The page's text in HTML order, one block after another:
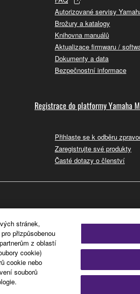
Autorizované servisy
Brožury a katalogy
Knihovna manuálů
Aktualizace firmwaru /
Dokumenty a data
Bezpečnostní informace
Registrace do platformy Yamaha
Přihlaste se k odběru
Zaregistrujte své produkty
Časté dotazy o členství
stránek,
přizpůsobenou
z oblastí
cookie)
cookie nebo
souborů